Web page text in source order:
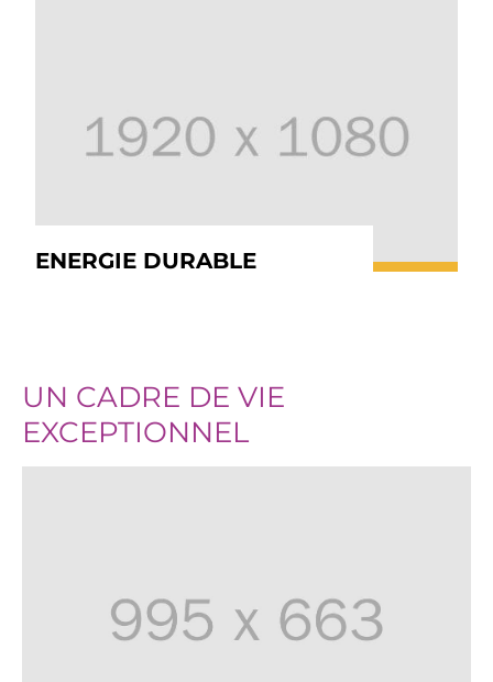
ENERGIE DURABLE
UN CADRE DE VIE
EXCEPTIONNEL